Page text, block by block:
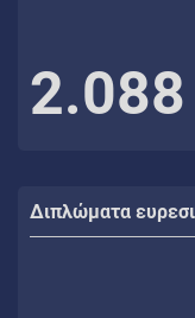
2.088
Διπλώματα